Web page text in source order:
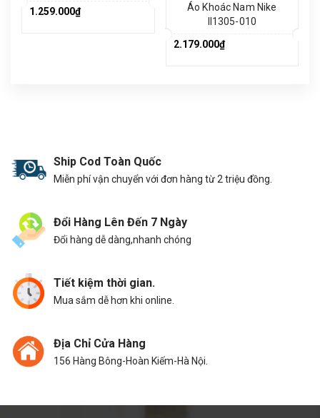
1.259.000₫
Áo Khoác Nam Nike
II1305-010
2.179.000₫
Ship Cod Toàn Quốc
Miễn phí vận chuyển với đơn hàng từ 2 triệu đồng.
Đổi Hàng Lên Đến 7 Ngày
Đổi hàng dễ dàng,nhanh chóng
Tiết kiệm thời gian.
Mua sắm dễ hơn khi online.
Địa Chỉ Cửa Hàng
156 Hàng Bông-Hoàn Kiếm-Hà Nội.